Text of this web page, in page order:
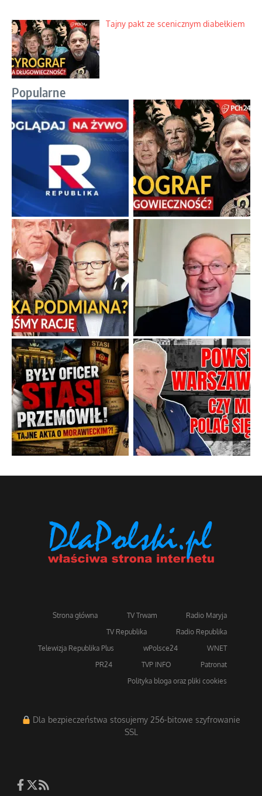
Tajny pakt ze scenicznym diabełkiem
Popularne
Strona główna TV Trwam
Radio Maryja
TV Republika
Radio Republika
Telewizja Republika Plus
wPolsce24
WNET
PR24
TVP INFO
Patronat
Polityka bloga oraz pliki cookies
Dla bezpieczeństwa stosujemy 256-bitowe szyfrowanie
SSL